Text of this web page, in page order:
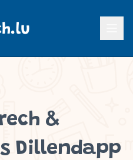
&
Dillendapp